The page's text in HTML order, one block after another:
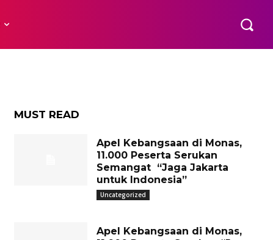
MUST READ
Apel Kebangsaan di Monas,
11.000 Peserta Serukan
Semangat “Jaga Jakarta
untuk Indonesia”
Uncategorized
Apel Kebangsaan di Monas,